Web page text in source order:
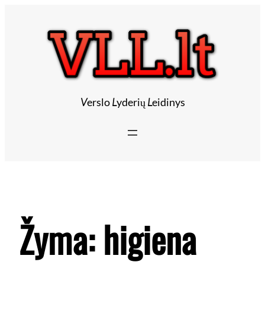
VersloLyderių Leidinys
Žyma:higiena